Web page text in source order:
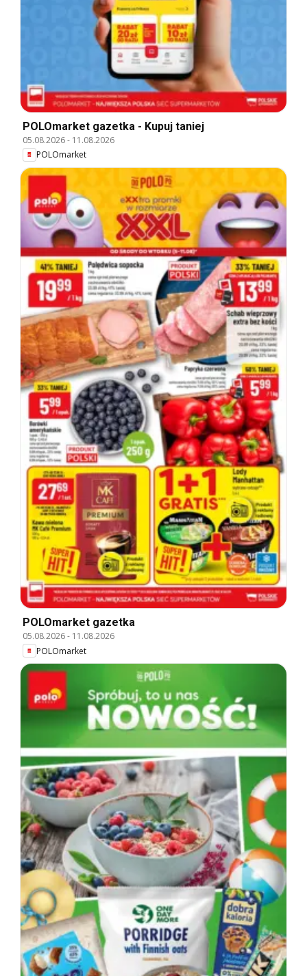
POLOmarket gazetka - Kupuj taniej
05.08.2026- 11.08.2026
POLOmarket
POLOmarket gazetka
05.08.2026- 11.08.2026
POLOmarket